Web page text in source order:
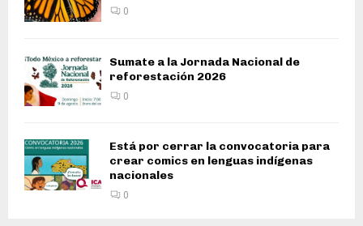
0
Sumate a la Jornada Nacional de
reforestación 2026
0
Está por cerrar la convocatoria para
crear comics en lenguas indígenas
nacionales
0